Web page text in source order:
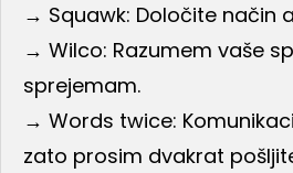
→ Squawk: Določite način
→ Wilco: Razumem vaše
sprejemam.
→ Words twice:
zato prosim dvakrat